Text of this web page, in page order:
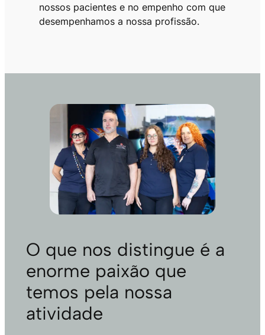
nossos pacientes e no empenho com que
desempenhamos a nossa profissão.
O que nos distingue é a
enorme paixão que
temos pela nossa
atividade